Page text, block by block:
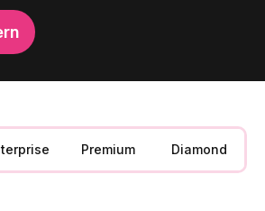
und Informationen in
Umgebung in wenigen
Mehr erfahren
eine Lösung für jede
Premium Diamond